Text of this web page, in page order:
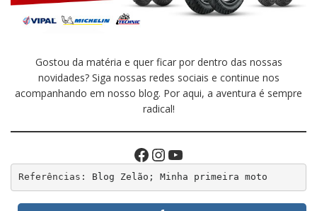
Gostou da matéria e quer ficar por dentro das nossas
novidades? Siga nossas redes sociais e continue nos
acompanhando em nosso blog. Por aqui, a aventura é sempre
radical!
Facebook
Instagram
Youtube
Referências: Blog Zelão; Minha primeira moto